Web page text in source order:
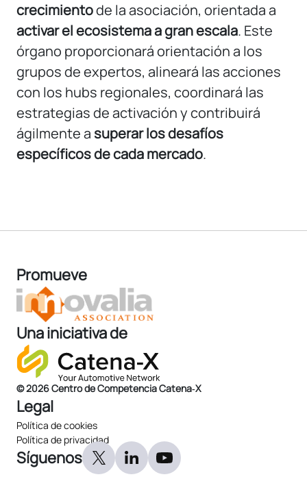
crecimientode la asociación, orientada a
activar el ecosistema a gran escala. Este
órgano proporcionará orientación a los
grupos de expertos, alineará las acciones
con los hubs regionales, coordinará las
estrategias de activación y contribuirá
ágilmente asuperar los desafíos
específicos de cada mercado.
Promueve
Una iniciativa de
© 2026 Centro de Competencia Catena‑X
Legal
Política de cookies
Política de privacidad
Síguenos